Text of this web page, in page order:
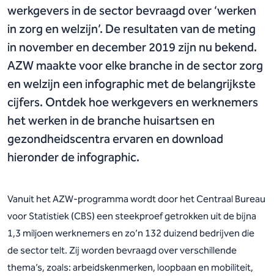
werkgevers in de sector bevraagd over ‘werken
in zorg en welzijn’. De resultaten van de meting
in november en december 2019 zijn nu bekend.
AZW maakte voor elke branche in de sector zorg
en welzijn een infographic met de belangrijkste
cijfers. Ontdek hoe werkgevers en werknemers
het werken in de branche huisartsen en
gezondheidscentra ervaren en download
hieronder de infographic.
Vanuit het AZW-programma wordt door het Centraal Bureau
voor Statistiek (CBS) een steekproef getrokken uit de bijna
1,3 miljoen werknemers en zo’n 132 duizend bedrijven die
de sector telt. Zij worden bevraagd over verschillende
thema’s, zoals: arbeidskenmerken, loopbaan en mobiliteit,